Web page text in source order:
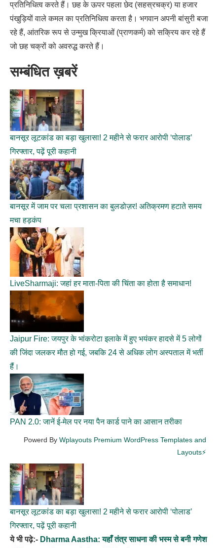
प्रतिनिधित्व करते हैं। छह के ऊपर पहला छेद (सहस्रचक्र) या हजार
पंखुड़ियों वाले कमल का प्रतिनिधित्व करता है। भगवान अपनी बांसुरी बजा
रहे हैं, आंतरिक रूप से उन्मुख क्रियाओं (प्राणकर्म) को सक्रिय कर रहे हैं
जो छह चक्रों को अवरुद्ध करते हैं।
सम्बंधित ख़बरें
बानसूर लूटकांड का बड़ा खुलासा! 2 महीने से फरार आरोपी ‘पोलाड’
गिरफ्तार, पढ़ें पूरी कहानी
बानसूर में जाम पर चला प्रशासन का बुलडोज़र! अतिक्रमण हटाते समय
मचा हड़कंप
LiveSharmaji: जहां हर माता-पिता की चिंता का होता है समाधान!
Jaipur Fire: जयपुर के भांकरोटा इलाके में हुए भयंकर हादसे में 5 लोगों
की जिंदा जलकर मौत हो गई, जबकि 24 से अधिक लोग अस्पताल में भर्ती
हैं।
PAN 2.0: जानें ई-मेल पर नया पैन कार्ड पाने का आसान तरीका
Powerd By Wplayouts Premium WordPress Templates and
Layouts⚡
बानसूर लूटकांड का बड़ा खुलासा! 2 महीने से फरार आरोपी ‘पोलाड’
गिरफ्तार, पढ़ें पूरी कहानी
ये भी पढ़े:- Dharma Aastha: यहाँ तंत्र साधना की भस्म से बनी गणेश